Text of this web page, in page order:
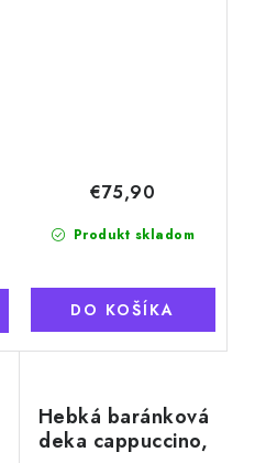
Produkt skladom
€75,90
DO KOŠÍKA
Hebká baránková
deka cappuccino,